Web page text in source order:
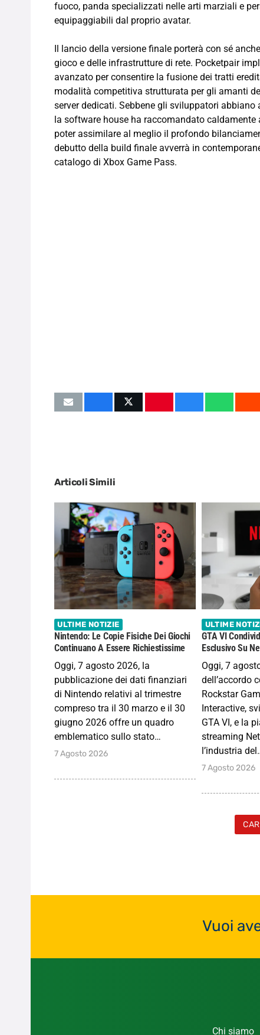
fuoco, panda specializzati nelle arti marziali e
equipaggiabili dal proprio avatar.
Il lancio della versione finale porterà con sé
gioco e delle infrastrutture di rete. Pocketpair
avanzato per consentire la fusione dei tratti
modalità competitiva strutturata per gli amanti
server dedicati. Sebbene gli sviluppatori
la software house ha raccomandato
poter assimilare al meglio il profondo
debutto della build finale avverrà in
catalogo di Xbox Game Pass.
Articoli Simili
ULTIME NOTIZIE
Nintendo: Le Copie Fisiche Dei Giochi
Continuano A Essere Richiestissime
Oggi, 7 agosto 2026, la
pubblicazione dei dati finanziari
di Nintendo relativi al trimestre
compreso tra il 30 marzo e il 30
giugno 2026 offre un quadro
emblematico sullo stato…
7 Agosto 2026
ULTIME
GTA VI
Esclusivo Su
Oggi, 7
dell’accordo
Rockstar
Interactive,
GTA VI, e la
streaming
l’industria
7 Agosto 2026
Vuoi
Chi siamo